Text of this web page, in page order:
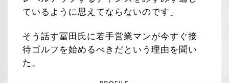
ているように思えてならないのです」
そう話す冨田氏に若手営業マンが今すぐ接
待ゴルフを始めるべきだという理由を聞い
た。